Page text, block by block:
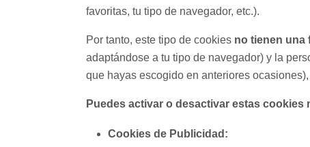
favoritas, tu tipo de navegador, etc.).
Por tanto, este tipo de cookies no tienen una
adaptándose a tu tipo de navegador) y la
que hayas escogido en anteriores
Puedes activar o desactivar estas
Cookies de Publicidad: